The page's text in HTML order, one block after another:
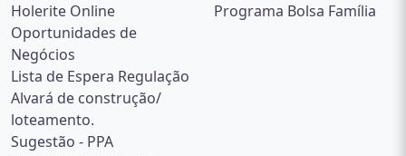
Holerite Online
Oportunidades de
Negócios
Lista de Espera Regulação
Alvará de construção/
loteamento.
Sugestão - PPA
Programa Bolsa Família